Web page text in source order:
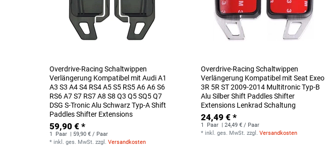
Overdrive-Racing Schaltwippen
Verlängerung Kompatibel mit Audi A1
A3 S3 A4 S4 RS4 A5 S5 RS5 A6 A6 S6
RS6 A7 S7 RS7 A8 S8 Q3 Q5 SQ5 Q7
DSG S-Tronic Alu Schwarz Typ-A Shift
Paddles Shifter Extensions
59,90 € *
1 Paar
| 59,90 € / Paar
* inkl. ges. MwSt. zzgl.Versandkosten
Overdrive-Racing Schaltwippen
Verlängerung Kompatibel mit Seat Exeo
3R 5R ST 2009-2014 Multitronic Typ-B
Alu Silber Shift Paddles Shifter
Extensions Lenkrad Schaltung
24,49 € *
1 Paar
| 24,49 € / Paar
* inkl. ges. MwSt. zzgl.Versandkosten